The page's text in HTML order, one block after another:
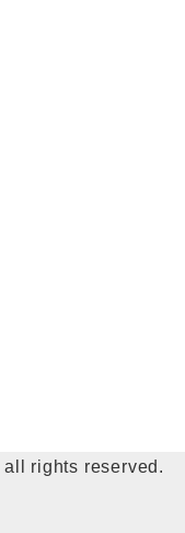
all rights reserved.